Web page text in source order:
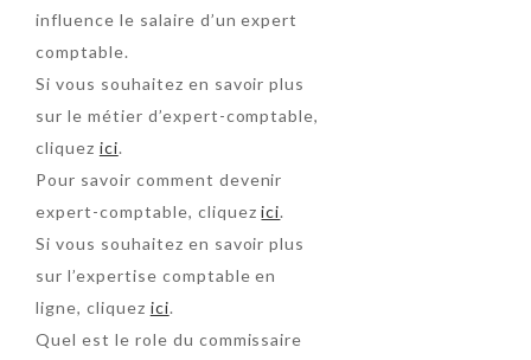
influence le salaire d’un expert
comptable.
Si vous souhaitez en savoir plus
sur le métier d’expert-comptable,
cliquez ici.
Pour savoir comment devenir
expert-comptable, cliquezici.
Si vous souhaitez en savoir plus
sur l’expertise comptable en
ligne, cliquez ici.
Quel est le role du commissaire